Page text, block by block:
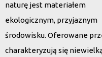
naturę jest materiałem
ekologicznym, przyjaznym
środowisku. Oferowane
charakteryzują się